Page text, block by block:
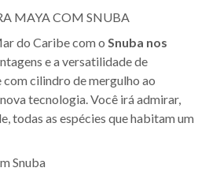
MAYA COM SNUBA
do Caribe com o Snuba nos
e a versatilidade de
cilindro de mergulho ao
tecnologia. Você irá admirar,
todas as espécies que habitam um
Snuba